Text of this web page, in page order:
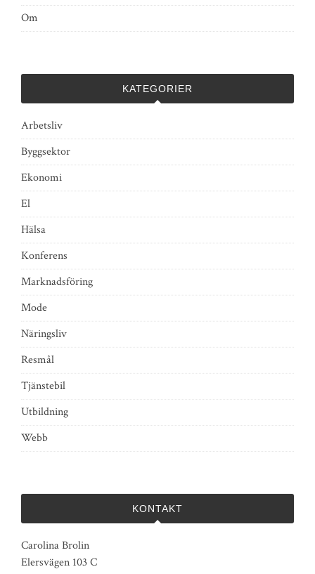
Om
KATEGORIER
Arbetsliv
Byggsektor
Ekonomi
El
Hälsa
Konferens
Marknadsföring
Mode
Näringsliv
Resmål
Tjänstebil
Utbildning
Webb
KONTAKT
Carolina Brolin
Elersvägen 103 C